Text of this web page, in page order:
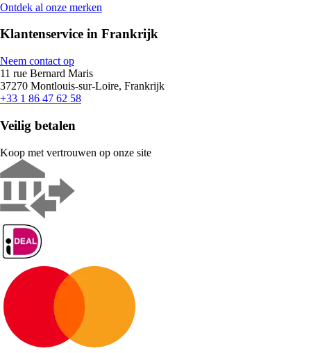
Ontdek al onze merken
Klantenservice in Frankrijk
Neem contact op
11 rue Bernard Maris
37270 Montlouis-sur-Loire, Frankrijk
+33 1 86 47 62 58
Veilig betalen
Koop met vertrouwen op onze site